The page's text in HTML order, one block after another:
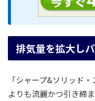
排気量を拡大し
「シャープ&ソリッド
よりも流麗かつ引き締